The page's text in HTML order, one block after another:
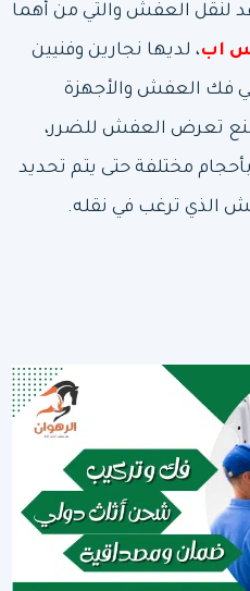
لنقل العفش والتي من أهما
اب، لديها نجارين وفنيين
فك العفش والأجهزة
لمنع تعرض العفش للضرر،
مختلفة حتى يتم تحديد
الذي ترغب في نقله.